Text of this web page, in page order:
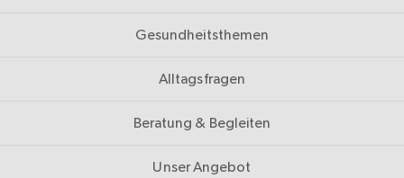
Gesundheitsthemen
Alltagsfragen
Beratung & Begleiten
Unser Angebot